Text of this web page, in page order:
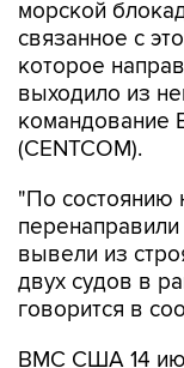
которое
выходило из
командование
(CENTCOM).
"По состоянию
вывели из
двух судов в
говорится в
ВМС США 14